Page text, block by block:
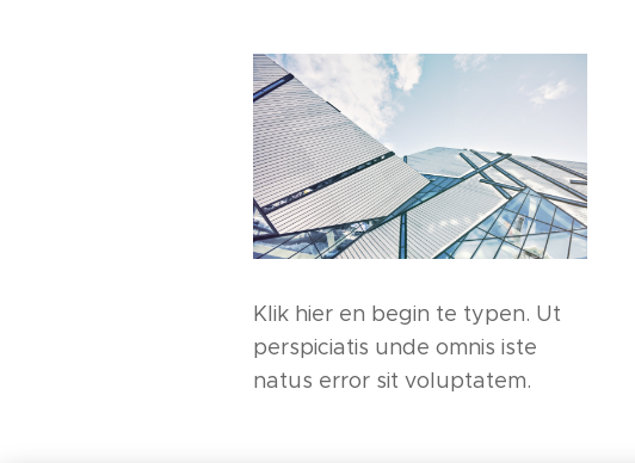
Klik hier en begin te typen. Ut
perspiciatis unde omnis iste
natus error sit voluptatem.